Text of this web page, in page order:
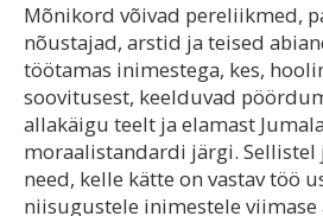
Mõnikord võivad pereliikmed,
nõustajad, arstid ja teised
töötamas inimestega, kes,
soovitusest, keelduvad
allakäigu teelt ja elamast
moraalistandardi järgi.
need, kelle kätte on vastav töö
niisugustele inimestele viimase